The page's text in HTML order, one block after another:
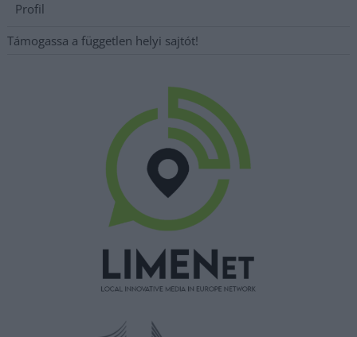
Profil
Támogassa a független helyi sajtót!